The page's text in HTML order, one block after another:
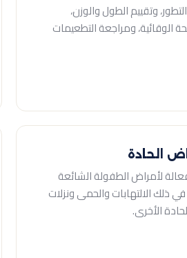
وتقييم الطول والوزن،
الوقائية، ومراجعة التطعيمات
الحادة
لأمراض الطفولة الشائعة
ذلك الالتهابات والحمى ونزلات
الأخرى.